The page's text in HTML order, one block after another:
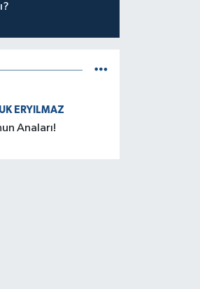
ERYILMAZ
Anaları!